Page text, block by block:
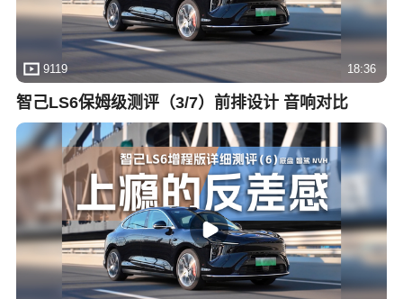
9119 18:36
智己LS6保姆级测评（3/7）前排设计 音响对比